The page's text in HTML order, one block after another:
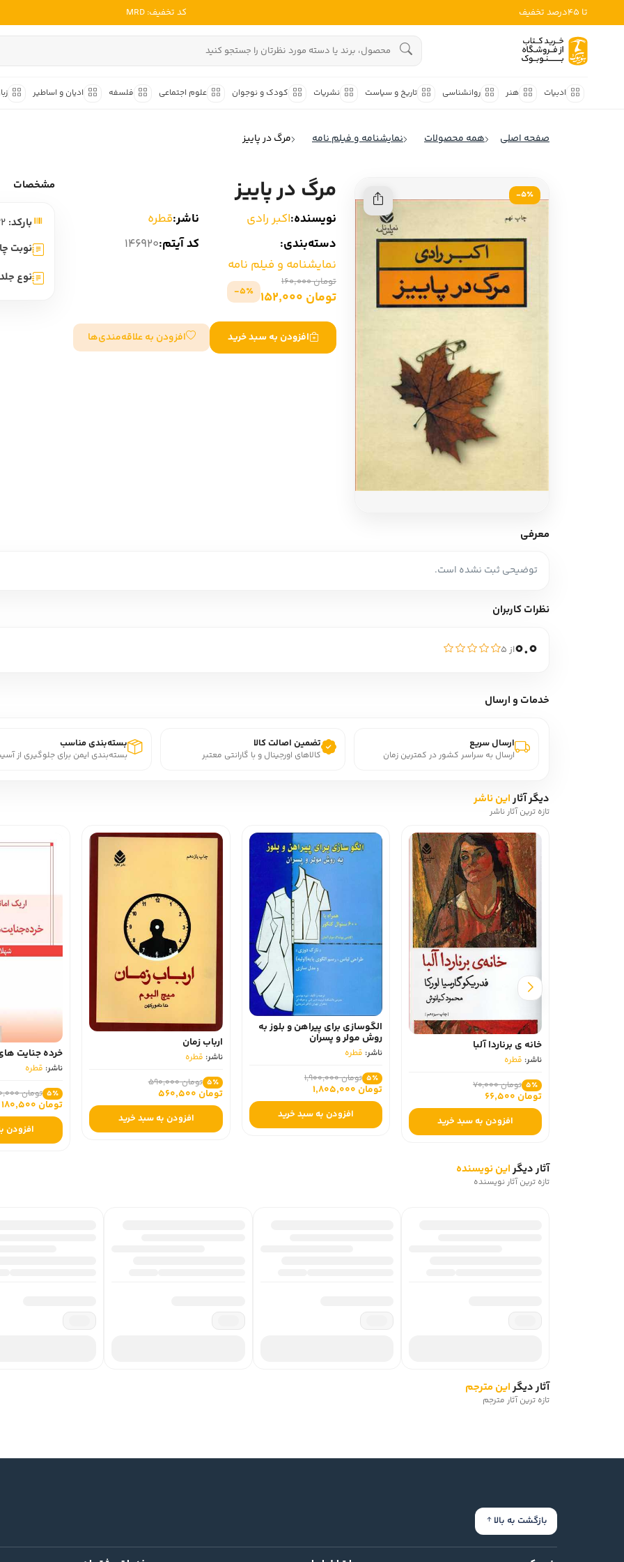
تا 45درصد تخفیف کد تخفیف: MRD
ادبیات هنر روانشناسی تاریخ و سیاست نشریات کودک و نوجوان علوم اجتماعی فلسفه ادیان و اساطیر
ادبیات ایران
ادبیات انگلیس
ادبیات ایتالیا
ادبیات روسیه
ادبیات آمریکای لاتین
ادبیات ترکیه
ادبیات آسیا
سایر کشورهای اروپا
داستان کوتاه ایرانی
شعر
شرح و
ادبیات
زبان شناسی
ادبیات
ادبیات ملل
ادبیات انگلیس
ادبیات ایتالیا
ادبیات آلمان
ادبیات ترکیه
سایر کشورهای اروپا
صفحه اصلی همه محصولات نمایشنامه و فیلم نامه مرگ در پاییز
5٪- مرگ در پاییز
نویسنده:اکبر رادی ناشر:قطره
دسته‌بندی:
نمایشنامه و فیلم نامه
کد آیتم:146920
تومان 160,000
تومان 152,000 5٪-
افزودن به سبد خرید افزودن به علاقه‌مندی‌ها
مشخصات
بارکد:
نوبت
نوع
معرفی
توضیحی ثبت نشده است.
نظرات کاربران
0.0از ۵
خدمات و ارسال
ارسال سریع
ارسال به سراسر کشور در کمترین زمان
تضمین اصالت کالا
کالاهای اورجینال و با گارانتی معتبر
بسته‌بندی مناسب
بسته‌بندی ایمن برای جلوگیری از
دیگر آثاراین ناشر
تازه ترین آثار ناشر
خانه ی برناردا آلبا
ناشر: قطره
5٪ تومان 70,000
تومان 66,500
افزودن به سبد خرید
الگوسازی برای پیراهن و بلوز به
روش مولر و پسران
ناشر: قطره
5٪ تومان 1,900,000
تومان 1,805,000
افزودن به سبد خرید
ارباب زمان
ناشر: قطره
5٪ تومان 590,000
تومان 560,500
افزودن به سبد خرید
خرده جنایت
ناشر: قطره
5٪ تومان 190,000
تومان 180,500
افزودن
آثار دیگر این نویسنده
تازه ترین آثار نویسنده
آثار دیگراین مترجم
تازه ترین آثار مترجم
بازگشت به بالا